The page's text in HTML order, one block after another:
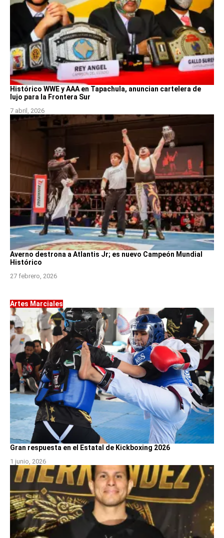
Histórico WWE y AAA en Tapachula, anuncian cartelera de
lujo para la Frontera Sur
7 abril, 2026
Averno destrona a Atlantis Jr; es nuevo Campeón Mundial
Histórico
27 febrero, 2026
Artes Marciales
Gran respuesta en el Estatal de Kickboxing 2026
1 junio, 2026